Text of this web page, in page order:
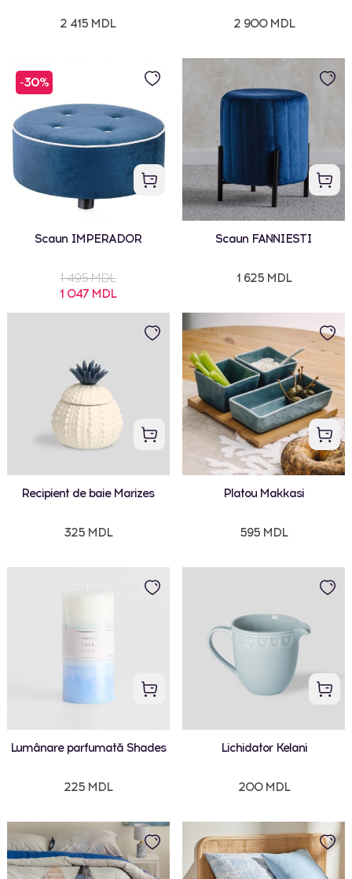
2 415 MDL 2 900 MDL
-30%
Scaun IMPERADOR
1 495 MDL
1 047 MDL
Scaun FANNIESTI
1 625 MDL
Recipient de baie Marizes
325 MDL
Platou Makkasi
595 MDL
Lumânare parfumată Shades
225 MDL
Lichidator Kelani
200 MDL